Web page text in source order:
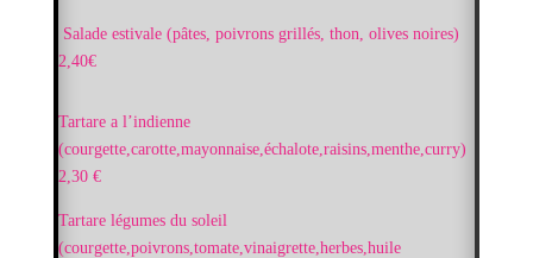
Salade estivale (pâtes, poivrons grillés, thon, olives noires)
2,40€
Tartare a l’indienne
(courgette,carotte,mayonnaise,échalote,raisins,menthe,curry)
2,30 €
Tartare légumes du soleil
(courgette,poivrons,tomate,vinaigrette,herbes,huile